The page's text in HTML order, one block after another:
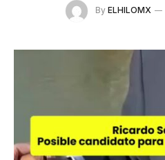
By ELHILOMX